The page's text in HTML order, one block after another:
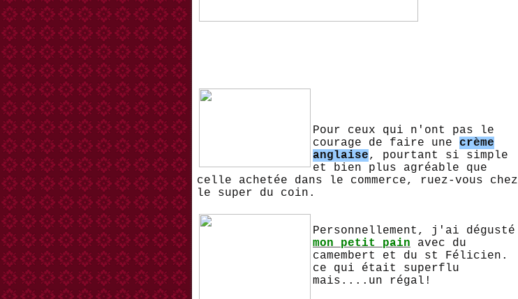
Pour ceux qui n'ont pas le
courage de faire une crème
anglaise, pourtant si simple
et bien plus agréable que
celle achetée dans le commerce, ruez-vous chez
le super du coin.
Personnellement, j'ai dégusté
mon petit pain avec du
camembert et du st Félicien.
ce qui était superflu
mais....un régal!